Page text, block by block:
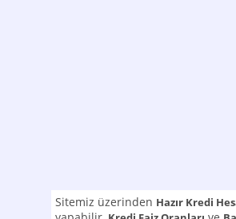
Sitemiz üzerinden Hazır Kredi